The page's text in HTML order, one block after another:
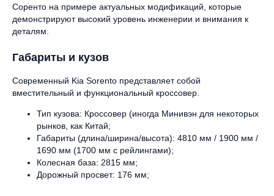
Соренто на примере актуальных модификаций, которые
демонстрируют высокий уровень инженерии и внимания к
деталям.
Габариты и кузов
Современный Kia Sorento представляет собой
вместительный и функциональный кроссовер.
Тип кузова: Кроссовер (иногда Минивэн для некоторых
рынков, как Китай;
Габариты (длина/ширина/высота): 4810 мм / 1900 мм /
1690 мм (1700 мм с рейлингами);
Колесная база: 2815 мм;
Дорожный просвет: 176 мм;